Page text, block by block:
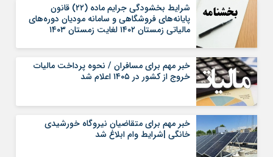
شرایط بخشودگی جرایم ماده (۲۲) قانون
پایانه‌های فروشگاهی و سامانه مودیان دوره‌های
مالیاتی زمستان ۱۴۰۲ لغایت زمستان ۱۴۰۳
خبر مهم برای مسافران / نحوه پرداخت مالیات
خروج از کشور در ۱۴۰۵ اعلام شد
خبر مهم برای متقاضیان نیروگاه خورشیدی
خانگی |شرایط وام ابلاغ شد